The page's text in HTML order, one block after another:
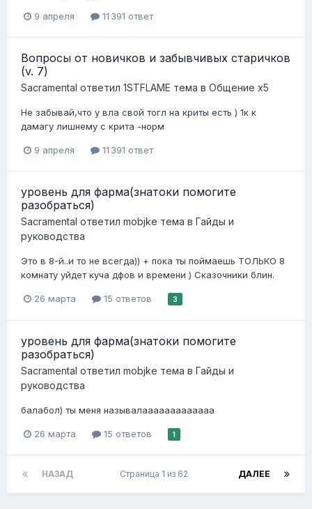
9 апреля 11 391 ответ
Вопросы от новичков и забывчивых старичков
(v. 7)
Sacramental ответил 1STFLAME тема в Общение x5
Не забывай,что у вла свой тогл на криты есть ) 1к к
дамагу лишнему с крита -норм
9 апреля 11 391 ответ
уровень для фарма(знатоки помогите
разобраться)
Sacramental ответил mobjke тема в Гайды и
руководства
Это в 8-й..и то не всегда)) + пока ты поймаешь ТОЛЬКО 8
комнату уйдет куча дфов и времени ) Сказочники блин.
26 марта 15 ответов 3
уровень для фарма(знатоки помогите
разобраться)
Sacramental ответил mobjke тема в Гайды и
руководства
балабол) ты меня называлааааааааааааа
26 марта 15 ответов 1
НАЗАД ДАЛЕЕ
Страница 1 из 62